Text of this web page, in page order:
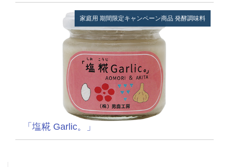
家庭用 期間限定キャンペーン商品 発酵調味料
「塩糀 Garlic。」